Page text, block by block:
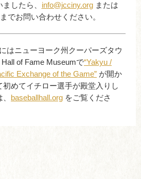
したら、 info@jcciny.orgまたは
でお問い合わせください。
はニューヨーク州クーパーズタウ
of Fame Museumで“Yakyu /
Exchange of the Game” が開か
めてイチロー選手が殿堂入りし
baseballhall.org をご覧くださ